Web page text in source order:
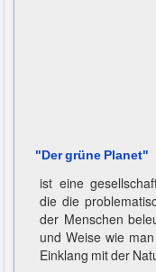
"Der grüne Planet"
ist eine
die die
der Menschen
und Weise wie
Einklang mit der